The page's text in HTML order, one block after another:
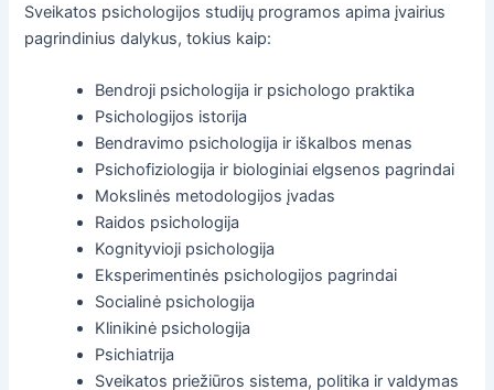
Sveikatos psichologijos studijų programos apima įvairius
pagrindinius dalykus, tokius kaip:
Bendroji psichologija ir psichologo praktika
Psichologijos istorija
Bendravimo psichologija ir iškalbos menas
Psichofiziologija ir biologiniai elgsenos pagrindai
Mokslinės metodologijos įvadas
Raidos psichologija
Kognityvioji psichologija
Eksperimentinės psichologijos pagrindai
Socialinė psichologija
Klinikinė psichologija
Psichiatrija
Sveikatos priežiūros sistema, politika ir valdymas